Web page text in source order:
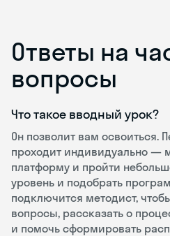
Ответы на
вопросы
Что такое вводный урок?
Он позволит вам освоиться.
проходит индивидуально —
платформу и пройти
уровень и подобрать
подключится методист,
вопросы, рассказать о
и помочь сформировать